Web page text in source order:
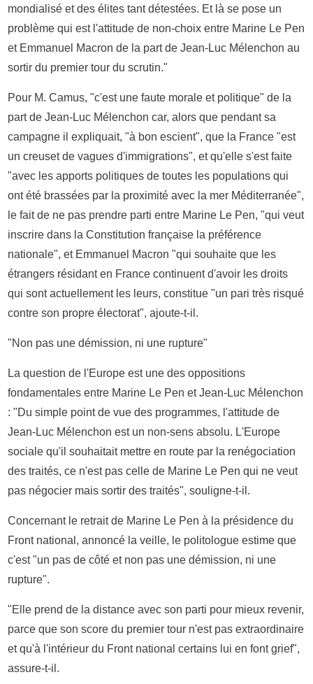
mondialisé et des élites tant détestées. Et là se pose un
problème qui est l'attitude de non-choix entre Marine Le Pen
et Emmanuel Macron de la part de Jean-Luc Mélenchon au
sortir du premier tour du scrutin."
Pour M. Camus, "c'est une faute morale et politique" de la
part de Jean-Luc Mélenchon car, alors que pendant sa
campagne il expliquait, "à bon escient", que la France "est
un creuset de vagues d'immigrations", et qu'elle s'est faite
"avec les apports politiques de toutes les populations qui
ont été brassées par la proximité avec la mer Méditerranée",
le fait de ne pas prendre parti entre Marine Le Pen, "qui veut
inscrire dans la Constitution française la préférence
nationale", et Emmanuel Macron "qui souhaite que les
étrangers résidant en France continuent d'avoir les droits
qui sont actuellement les leurs, constitue "un pari très risqué
contre son propre électorat", ajoute-t-il.
"Non pas une démission, ni une rupture"
La question de l'Europe est une des oppositions
fondamentales entre Marine Le Pen et Jean-Luc Mélenchon
: "Du simple point de vue des programmes, l'attitude de
Jean-Luc Mélenchon est un non-sens absolu. L'Europe
sociale qu'il souhaitait mettre en route par la renégociation
des traités, ce n'est pas celle de Marine Le Pen qui ne veut
pas négocier mais sortir des traités", souligne-t-il.
Concernant le retrait de Marine Le Pen à la présidence du
Front national, annoncé la veille, le politologue estime que
c'est "un pas de côté et non pas une démission, ni une
rupture".
"Elle prend de la distance avec son parti pour mieux revenir,
parce que son score du premier tour n'est pas extraordinaire
et qu'à l'intérieur du Front national certains lui en font grief",
assure-t-il.